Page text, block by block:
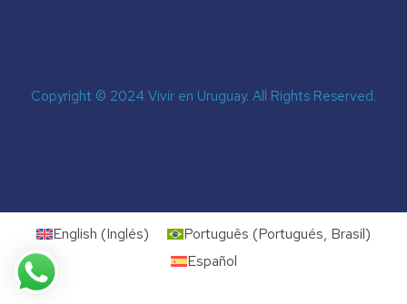
Copyright © 2024 Vivir en Uruguay. All Rights Reserved.
English (Inglés) Português (Portugués, Brasil)
Español